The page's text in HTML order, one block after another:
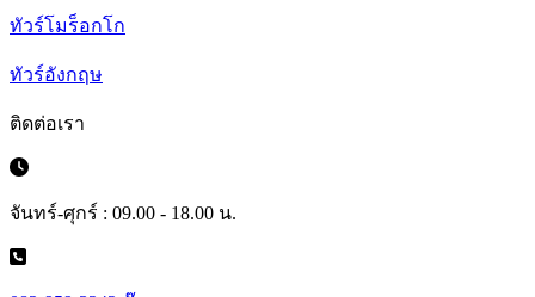
ทัวร์โมร็อกโก
ทัวร์อังกฤษ
ติดต่อเรา
จันทร์-ศุกร์ : 09.00 - 18.00 น.